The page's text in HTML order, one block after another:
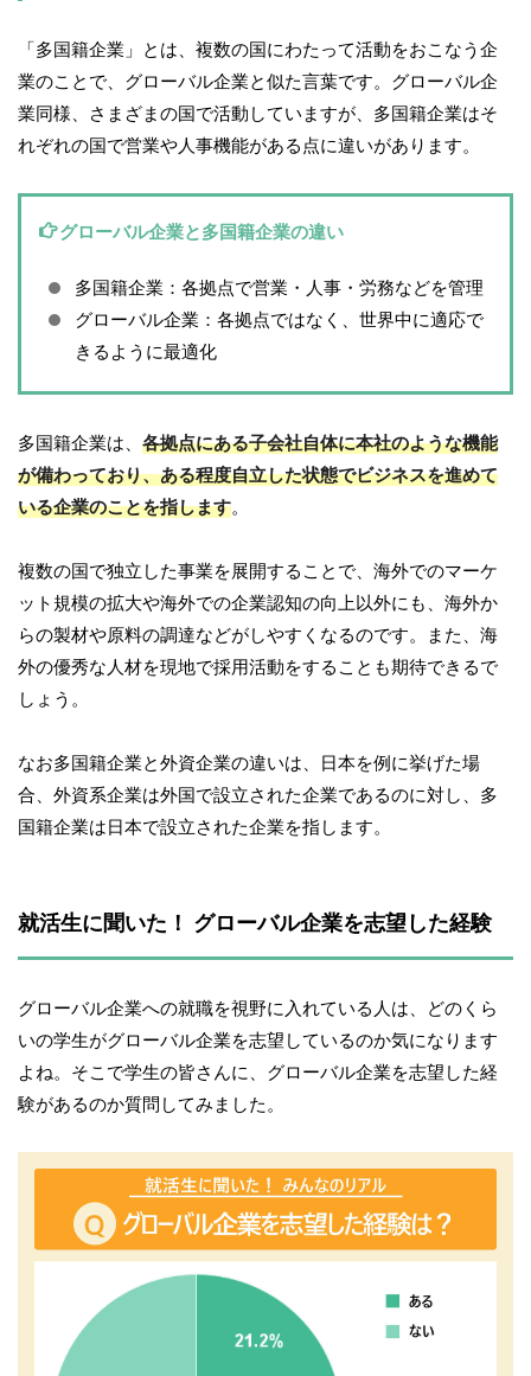
「多国籍企業」とは、複数の国にわたって活動をおこなう企
業のことで、グローバル企業と似た言葉です。グローバル企
業同様、さまざまの国で活動していますが、多国籍企業はそ
れぞれの国で営業や人事機能がある点に違いがあります。
グローバル企業と多国籍企業の違い
多国籍企業：各拠点で営業・人事・労務などを管理
グローバル企業：各拠点ではなく、世界中に適応で
きるように最適化
多国籍企業は、 各拠点にある子会社自体に本社のような機能
が備わっており、ある程度自立した状態でビジネスを進めて
いる企業のことを指します。
複数の国で独立した事業を展開することで、海外でのマーケ
ット規模の拡大や海外での企業認知の向上以外にも、海外か
らの製材や原料の調達などがしやすくなるのです。また、海
外の優秀な人材を現地で採用活動をすることも期待できるで
しょう。
なお多国籍企業と外資企業の違いは、日本を例に挙げた場
合、外資系企業は外国で設立された企業であるのに対し、多
国籍企業は日本で設立された企業を指します。
就活生に聞いた！ グローバル企業を志望した経験
グローバル企業への就職を視野に入れている人は、どのくら
いの学生がグローバル企業を志望しているのか気になります
よね。そこで学生の皆さんに、グローバル企業を志望した経
験があるのか質問してみました。